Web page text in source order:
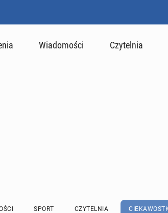
Wiadomości Czytelnia
SPORT CZYTELNIA